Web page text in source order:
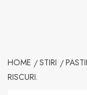
HOME STIRI
RISCURI.